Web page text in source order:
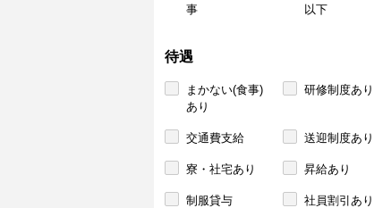
事
以下
待遇
まかない(食事)
あり
研修制度あり
交通費支給 送迎制度あり
寮・社宅あり 昇給あり
制服貸与 社員割引あり